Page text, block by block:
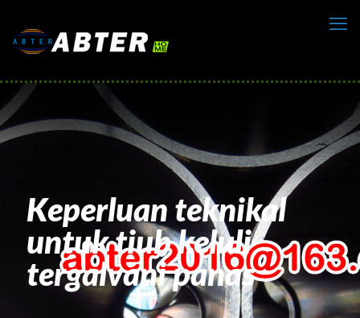
Keperluan teknikal
untuk tiub keluli
tergalvani panas